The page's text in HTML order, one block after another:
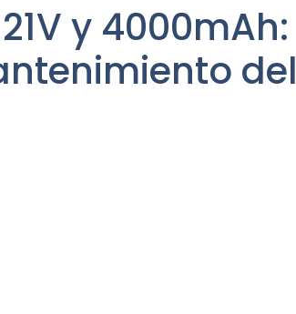
y 4000mAh:
del